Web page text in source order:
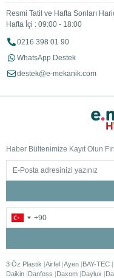
Resmi Tatil ve Hafta Sonları
Hafta İçi : 09:00 - 18:00
0216 398 01 90
WhatsApp Destek
destek@e-mekanik.com
Haber Bültenimize Kayıt Olun
3 Öz Plastik Airfel Ayen BAY-TEC
Daikin Danfoss Daxom Daylux